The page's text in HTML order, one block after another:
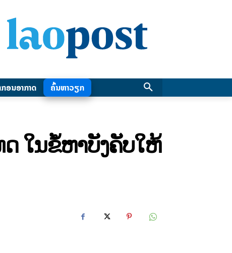
ອນອາກາດ ຄົ້ນຫາວຽກ
ໃນຂໍ້ຫາບັງຄັບໃຫ້